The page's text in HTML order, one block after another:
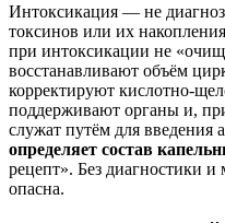
Интоксикация — не
токсинов или их
при интоксикации не
восстанавливают объём
корректируют кислотно-
поддерживают органы и,
служат путём для введения
определяет состав
рецепт». Без диагностики и
опасна.